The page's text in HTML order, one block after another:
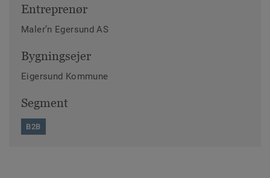
Entreprenør
Maler’n Egersund AS
Bygningsejer
Eigersund Kommune
Segment
B2B